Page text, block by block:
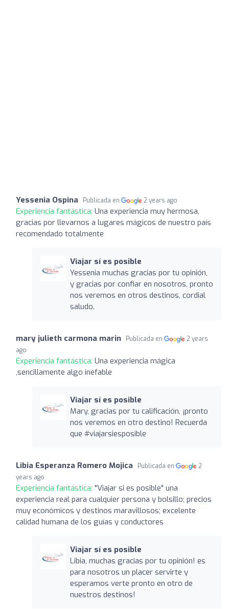
Yessenia Ospina Publicada en 2 years ago
Experiencia fantástica: Una experiencia muy hermosa,
gracias por llevarnos a lugares mágicos de nuestro país
recomendado totalmente
Viajar sí es posible
Yessenia muchas gracias por tu opinión,
y gracias por confiar en nosotros, pronto
nos veremos en otros destinos, cordial
saludo.
mary julieth carmona marin Publicada en
2 years
ago
Experiencia fantástica: Una experiencia mágica
,sencillamente algo inefable
Viajar sí es posible
Mary, gracias por tu calificación, ¡pronto
nos veremos en otro destino! Recuerda
que #viajarsiesposible
Libia Esperanza Romero Mojica Publicada en
2
years ago
Experiencia fantástica: "Viajar si es posible" una
experiencia real para cualquier persona y bolsillo; precios
muy económicos y destinos maravillosos; excelente
calidad humana de los guías y conductores
Viajar sí es posible
Libia, muchas gracias por tu opinión! es
para nosotros un placer servirte y
esperamos verte pronto en otro de
nuestros destinos!